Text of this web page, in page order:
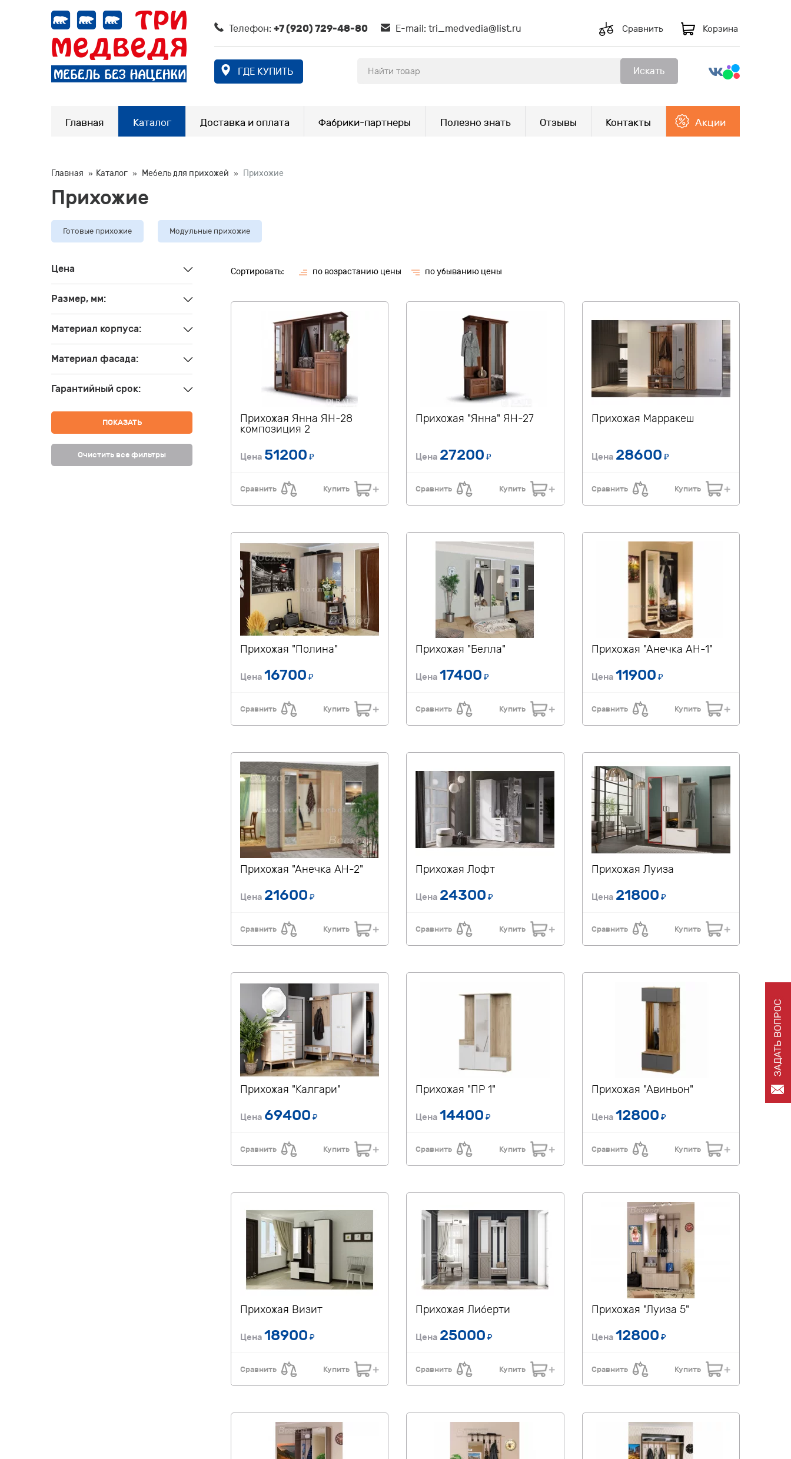
Телефон: +7 (920) 729-48-80 E-mail: tri_medvedia@list.ru Сравнить Корзина
ГДЕ КУПИТЬ Искать
Главная Каталог Доставка и оплата Фабрики-партнеры Полезно знать Отзывы Контакты Акции
Главная Каталог Мебель для прихожей Прихожие
Прихожие
Готовые прихожие Модульные прихожие
Цена
Размер, мм:
Материал корпуса:
Материал фасада:
Гарантийный срок:
ПОКАЗАТЬ
Очистить все фильтры
Сортировать: по возрастанию цены по убыванию цены
Прихожая Янна ЯН-28
композиция 2
Цена 51200 ₽
Сравнить Купить
Прихожая "Янна" ЯН-27
Цена 27200 ₽
Сравнить Купить
Прихожая Марракеш
Цена 28600 ₽
Сравнить Купить
Прихожая "Полина"
Цена 16700 ₽
Сравнить Купить
Прихожая "Белла"
Цена17400 ₽
Сравнить Купить
Прихожая "Анечка АН-1"
Цена 11900 ₽
Сравнить Купить
Прихожая "Анечка АН-2"
Цена 21600 ₽
Сравнить Купить
Прихожая Лофт
Цена 24300 ₽
Сравнить Купить
Прихожая Луиза
Цена 21800 ₽
Сравнить Купить
Прихожая "Калгари"
Цена 69400 ₽
Сравнить Купить
Прихожая "ПР 1"
Цена14400 ₽
Сравнить Купить
Прихожая "Авиньон"
Цена 12800 ₽
Сравнить Купить
Прихожая Визит
Цена 18900 ₽
Сравнить Купить
Прихожая Либерти
Цена 25000 ₽
Сравнить Купить
Прихожая "Луиза 5"
Цена 12800 ₽
Сравнить Купить